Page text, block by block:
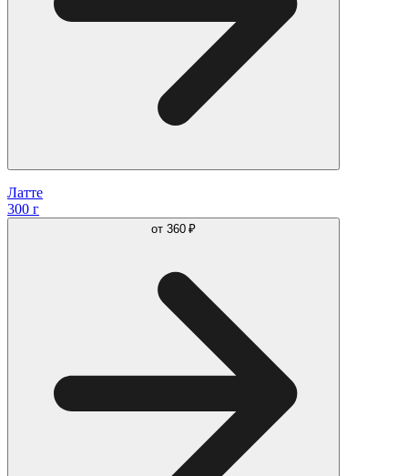
Латте
300 г
от 360 ₽